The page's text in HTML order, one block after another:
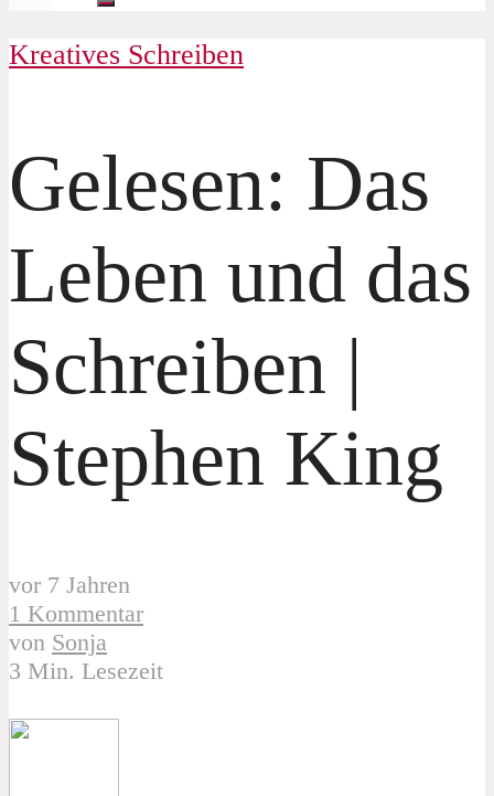
Kreatives Schreiben
Gelesen: Das
Leben und das
Schreiben |
Stephen King
vor 7 Jahren
1 Kommentar
von Sonja
3 Min. Lesezeit